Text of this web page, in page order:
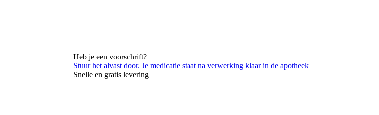
Heb je een voorschrift?
Stuur het alvast door. Je medicatie staat na verwerking klaar in de apotheek
Snelle en gratis levering